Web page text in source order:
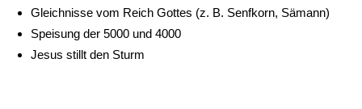
Gleichnisse vom Reich Gottes (z. B. Senfkorn, Sämann)
Speisung der 5000 und 4000
Jesus stillt den Sturm